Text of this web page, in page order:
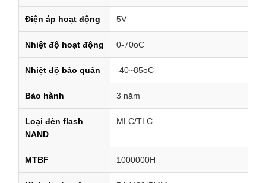
Điện áp hoạt động 5V
Nhiệt độ hoạt động 0-70oC
Nhiệt độ bảo quản -40~85oC
Bảo hành 3 năm
Loại đèn flash
NAND
MLC/TLC
MTBF 1000000H